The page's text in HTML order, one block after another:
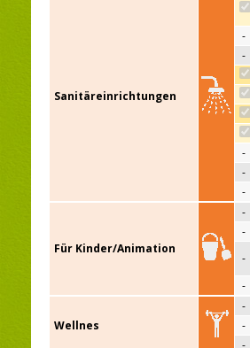
Sanitäreinrichtungen
-
-
-
-
-
Für Kinder/Animation
-
-
-
-
Wellnes
-
-